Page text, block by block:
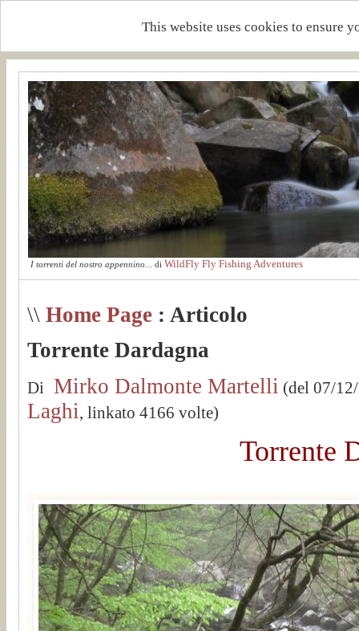
This website uses cookies to ensure
I torrenti del nostro appennino... di WildFly Fly Fishing Adventures
\\ Home Page : Articolo
Torrente Dardagna
Di Mirko Dalmonte Martelli (del 07/
Laghi, linkato 4166 volte)
Torrente